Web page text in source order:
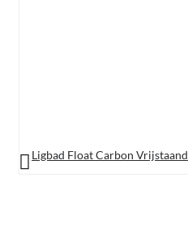
Ligbad Float Carbon Vrijstaand